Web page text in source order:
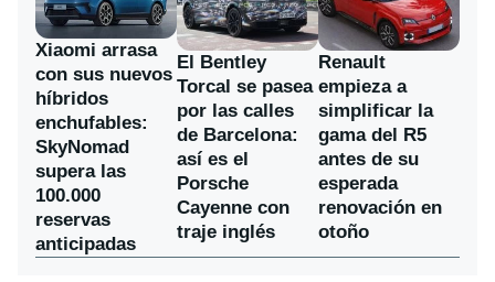
Xiaomi arrasa
con sus nuevos
híbridos
enchufables:
SkyNomad
supera las
100.000
reservas
anticipadas
El Bentley
Torcal se pasea
por las calles
de Barcelona:
así es el
Porsche
Cayenne con
traje inglés
Renault
empieza a
simplificar la
gama del R5
antes de su
esperada
renovación en
otoño